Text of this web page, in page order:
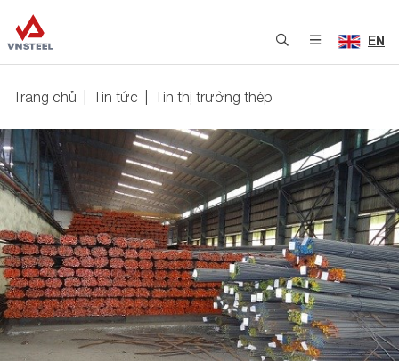
EN
Trang chủ Tin tức Tin thị trường thép